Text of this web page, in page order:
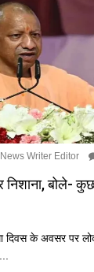
News Writer Editor
निशाना, बोले-
दिवस के अवसर पर